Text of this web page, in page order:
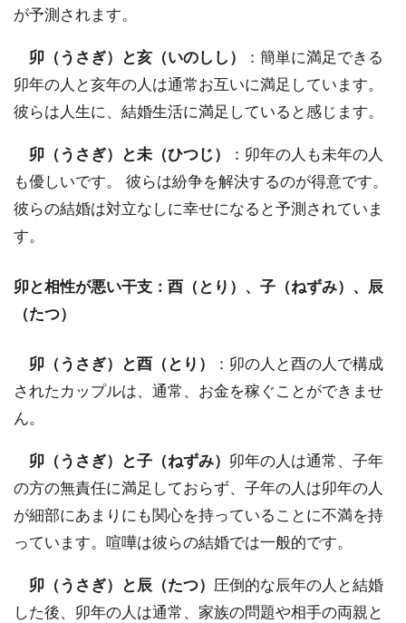
が予測されます。
卯（うさぎ）と亥（いのしし）
：簡単に満足できる
卯年の人と亥年の人は通常お互いに満足しています。
彼らは人生に、結婚生活に満足していると感じます。
卯（うさぎ）と未（ひつじ）
：卯年の人も未年の人
も優しいです。 彼らは紛争を解決するのが得意です。
彼らの結婚は対立なしに幸せになると予測されていま
す。
卯と相性が悪い干支：酉（とり）、子（ねずみ）、辰
（たつ）
卯（うさぎ）と酉（とり）
：卯の人と酉の人で構成
されたカップルは、通常、お金を稼ぐことができませ
ん。
卯（うさぎ）と子（ねずみ） 卯年の人は通常、子年
の方の無責任に満足しておらず、子年の人は卯年の人
が細部にあまりにも関心を持っていることに不満を持
っています。喧嘩は彼らの結婚では一般的です。
卯（うさぎ）と辰（たつ） 圧倒的な辰年の人と結婚
した後、卯年の人は通常、家族の問題や相手の両親と